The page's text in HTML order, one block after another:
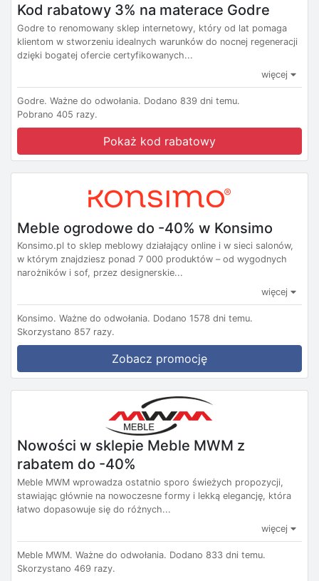
Kod rabatowy 3% na materace Godre
Godre to renomowany sklep internetowy, który od lat pomaga
klientom w stworzeniu idealnych warunków do nocnej regeneracji
dzięki bogatej ofercie certyfikowanych...
więcej
Godre. Ważne do odwołania. Dodano 839 dni temu.
Pobrano 405 razy.
Pokaż kod rabatowy
Meble ogrodowe do -40% w Konsimo
Konsimo.pl to sklep meblowy działający online i w sieci salonów,
w którym znajdziesz ponad 7 000 produktów – od wygodnych
narożników i sof, przez designerskie...
więcej
Konsimo. Ważne do odwołania. Dodano 1578 dni temu.
Skorzystano 857 razy.
Zobacz promocję
Nowości w sklepie Meble MWM z
rabatem do -40%
Meble MWM wprowadza ostatnio sporo świeżych propozycji,
stawiając głównie na nowoczesne formy i lekką elegancję, która
łatwo dopasowuje się do różnych...
więcej
Meble MWM. Ważne do odwołania. Dodano 833 dni temu.
Skorzystano 469 razy.